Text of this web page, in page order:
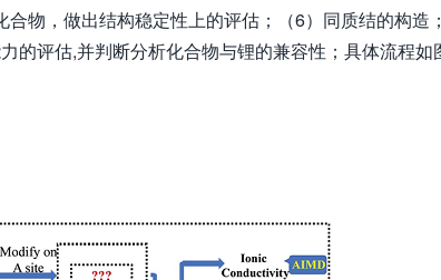
物，做出结构稳定性上的评估；（6）同质结的构造
的评估,并判断分析化合物与锂的兼容性；具体流程如